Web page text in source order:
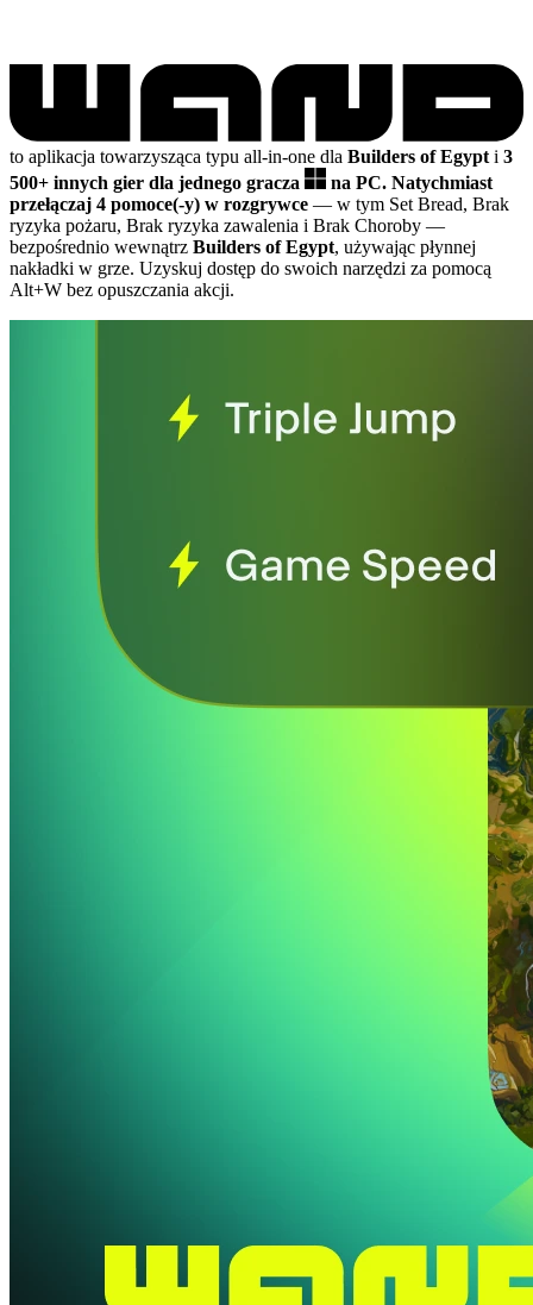
to aplikacja towarzysząca typu all-in-one dla Builders of Egypt i 3
500+ innych gier dla jednego gracza
na PC. Natychmiast
przełączaj 4 pomoce(-y) w rozgrywce — w tym Set Bread, Brak
ryzyka pożaru, Brak ryzyka zawalenia i Brak Choroby —
bezpośrednio wewnątrz Builders of Egypt, używając płynnej
nakładki w grze. Uzyskuj dostęp do swoich narzędzi za pomocą
Alt+W bez opuszczania akcji.